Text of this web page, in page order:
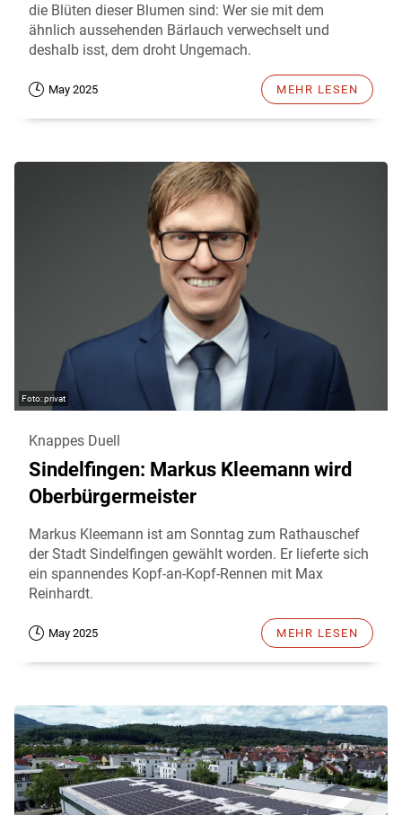
die Blüten dieser Blumen sind: Wer sie mit dem
ähnlich aussehenden Bärlauch verwechselt und
deshalb isst, dem droht Ungemach.
May 2025 MEHR LESEN
privat
Knappes Duell
Sindelfingen: Markus Kleemann wird
Oberbürgermeister
Markus Kleemann ist am Sonntag zum Rathauschef
der Stadt Sindelfingen gewählt worden. Er lieferte sich
ein spannendes Kopf-an-Kopf-Rennen mit Max
Reinhardt.
May 2025 MEHR LESEN